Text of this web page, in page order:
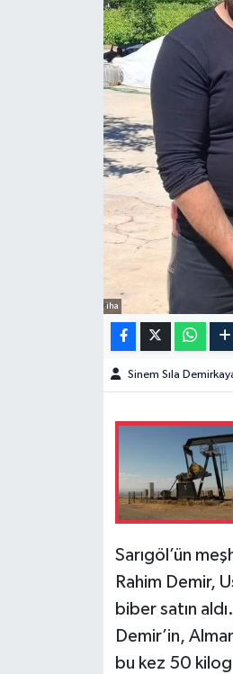
iha
Sinem Sıla
Sarıgöl’ün
Rahim Demir,
biber satın
Demir’in,
bu kez 50
Magazin
Burç Yorumları
Hava Durumu
Televizyon
Yaşam-Çevre